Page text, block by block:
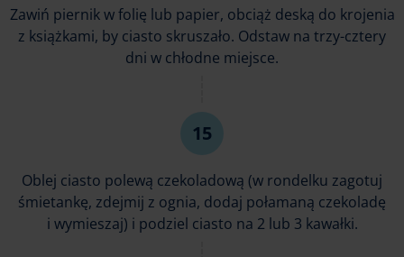
Zawiń piernik w folię lub papier, obciąż deską do krojenia
z książkami, by ciasto skruszało. Odstaw na trzy-cztery
dni w chłodne miejsce.
Oblej ciasto polewą czekoladową (w rondelku zagotuj
śmietankę, zdejmij z ognia, dodaj połamaną czekoladę
i wymieszaj) i podziel ciasto na 2 lub 3 kawałki.